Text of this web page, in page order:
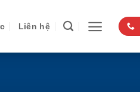
Liên hệ